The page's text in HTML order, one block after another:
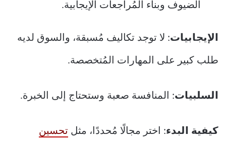
الضيوف وبناء المُراجعات الإيجابية.
الإيجابيات: لا توجد تكاليف مُسبقة، والسوق لديه
طلب كبير على المهارات المُتخصصة.
السلبيات: المنافسة صعبة وستحتاج إلى الخبرة.
كيفية البدء: اختر مجالًا مُحددًا، مثل تحسين